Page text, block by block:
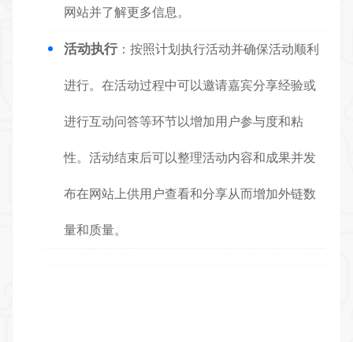
网站并了解更多信息。
活动执行：按照计划执行活动并确保活动顺利
进行。在活动过程中可以邀请嘉宾分享经验或
进行互动问答等环节以增加用户参与度和粘
性。活动结束后可以整理活动内容和成果并发
布在网站上供用户查看和分享从而增加外链数
量和质量。